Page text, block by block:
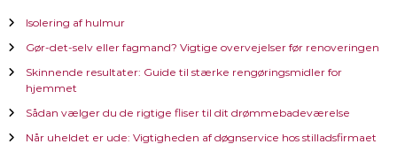
æ
g
n
Isolering af hulmur
Gør-det-selv eller fagmand? Vigtige overvejelser før renoveringen
Skinnende resultater: Guide til stærke rengøringsmidler for
hjemmet
Sådan vælger du de rigtige fliser til dit drømmebadeværelse
Når uheldet er ude: Vigtigheden af døgnservice hos stilladsfirmaet